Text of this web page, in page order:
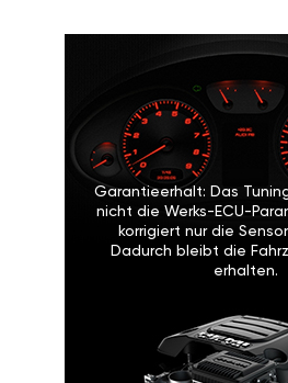
Garantieerhalt: Das
nicht die Werks-ECU-
korrigiert nur die
Dadurch bleibt die
erhalten.